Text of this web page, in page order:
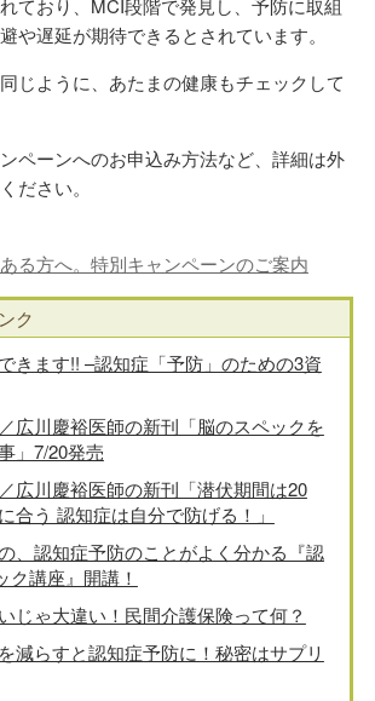
ており、MCI段階で発見し、予防に取組
や遅延が期待できるとされています。
じように、あたまの健康もチェックして
ペーンへのお申込み方法など、詳細は外
ださい。
る方へ。特別キャンペーンのご案内
ク
きます!! –認知症「予防」のための3資
広川慶裕医師の新刊「脳のスペックを
」7/20発売
広川慶裕医師の新刊「潜伏期間は20
合う 認知症は自分で防げる！」
、認知症予防のことがよく分かる『認
ク講座』開講！
じゃ大違い！民間介護保険って何？
減らすと認知症予防に！秘密はサプリ